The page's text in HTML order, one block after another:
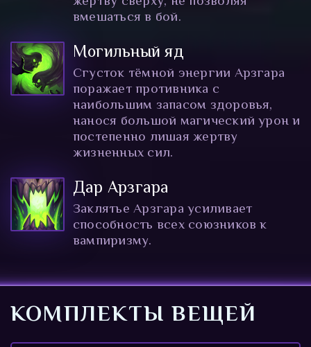
вмешаться в бой.
Могильный яд
Сгусток тёмной энергии Арзгара
поражает противника с
наибольшим запасом здоровья,
нанося большой магический урон и
постепенно лишая жертву
жизненных сил.
Дар Арзгара
Заклятье Арзгара усиливает
способность всех союзников к
вампиризму.
КОМПЛЕКТЫ ВЕЩЕЙ